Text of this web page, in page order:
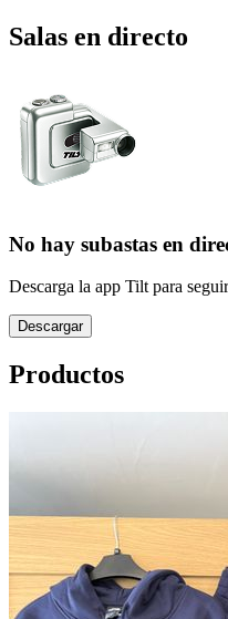
Salas en directo
No hay subastas en
Descarga la app Tilt para
Descargar
Productos